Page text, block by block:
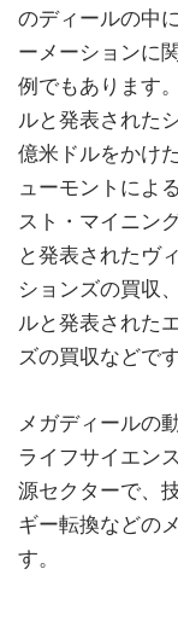
のディールの中
ーメーションに
例でもあります
ルと発表された
億米ドルをかけ
ューモントによ
スト・マイニン
と発表されたヴ
ションズの買収
ルと発表された
ズの買収などです
メガディールの
ライフサイエン
源セクターで、
ギー転換などの
す。